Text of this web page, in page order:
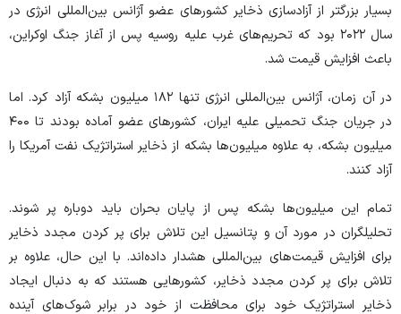
بسیار بزرگتر از آزادسازی ذخایر کشورهای عضو آژانس بین‌المللی انرژی در
سال ۲۰۲۲ بود که تحریم‌های غرب علیه روسیه پس از آغاز جنگ اوکراین،
باعث افزایش قیمت شد.
در آن زمان، آژانس بین‌المللی انرژی تنها ۱۸۲ میلیون بشکه آزاد کرد. اما
در جریان جنگ تحمیلی علیه ایران، کشورهای عضو آماده بودند تا ۴۰۰
میلیون بشکه، به علاوه میلیون‌ها بشکه از ذخایر استراتژیک نفت آمریکا را
آزاد کنند.
تمام این میلیون‌ها بشکه پس از پایان بحران باید دوباره پر شوند.
تحلیلگران در مورد آن و پتانسیل این تلاش برای پر کردن مجدد ذخایر
برای افزایش قیمت‌های بین‌المللی هشدار داده‌اند. با این حال، علاوه بر
تلاش برای پر کردن مجدد ذخایر، کشورهایی هستند که به دنبال ایجاد
ذخایر استراتژیک خود برای محافظت از خود در برابر شوک‌های آینده